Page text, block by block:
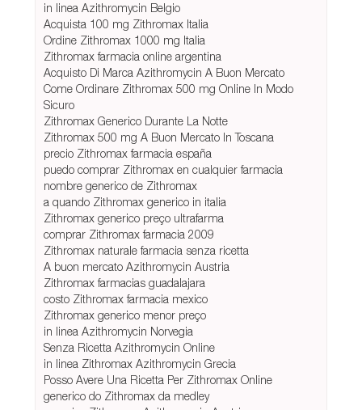
in linea Azithromycin Belgio
Acquista 100 mg Zithromax Italia
Ordine Zithromax 1000 mg Italia
Zithromax farmacia online argentina
Acquisto Di Marca Azithromycin A Buon Mercato
Come Ordinare Zithromax 500 mg Online In Modo
Sicuro
Zithromax Generico Durante La Notte
Zithromax 500 mg A Buon Mercato In Toscana
precio Zithromax farmacia españa
puedo comprar Zithromax en cualquier farmacia
nombre generico de Zithromax
a quando Zithromax generico in italia
Zithromax generico preço ultrafarma
comprar Zithromax farmacia 2009
Zithromax naturale farmacia senza ricetta
A buon mercato Azithromycin Austria
Zithromax farmacias guadalajara
costo Zithromax farmacia mexico
Zithromax generico menor preço
in linea Azithromycin Norvegia
Senza Ricetta Azithromycin Online
in linea Zithromax Azithromycin Grecia
Posso Avere Una Ricetta Per Zithromax Online
generico do Zithromax da medley